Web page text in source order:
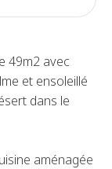
49m2 avec
et ensoleillé
dans le
aménagée